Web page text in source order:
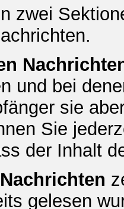
zwei
und bei
sie
Sie
der Inhalt
gelesen